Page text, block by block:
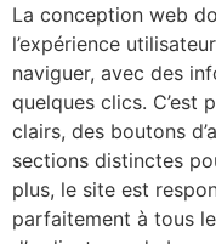
La conception web
l’expérience
naviguer, avec des
quelques clics. C’est
clairs, des boutons
sections distinctes
plus, le site est
parfaitement à tous